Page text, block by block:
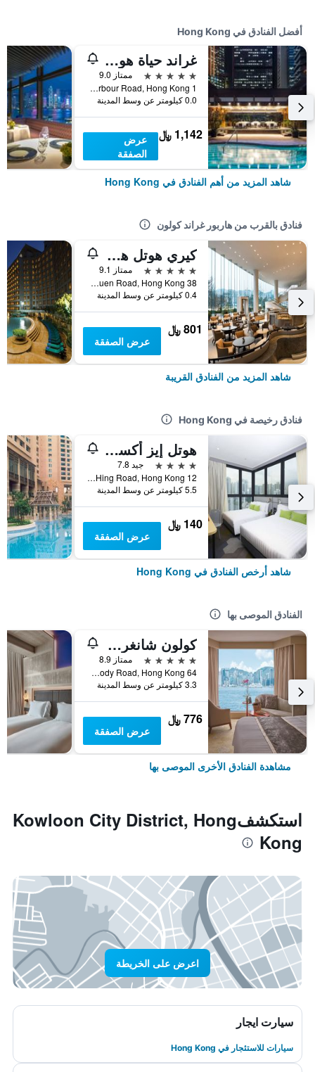
أفضل الفنادق في Hong Kong
غراند حياة هونغ كونغ
5 نجوم
ممتاز 9.0
1 Harbour Road, Hong Kong, هونغ كونغ
0.0 كيلومتر عن وسط المدينة
1,142 ﷼
عرض
الصفقة
شاهد المزيد من أهم الفنادق في Hong Kong
فنادق بالقرب من هاربور غراند كولون
كيري هوتل هونج كونج باي شانغريلا
5 نجوم
ممتاز 9.1
38 Hung Luen Road, Hong Kong, هونغ كونغ
0.4 كيلومتر عن وسط المدينة
801 ﷼
عرض الصفقة
شاهد المزيد من الفنادق القريبة
فنادق رخيصة في Hong Kong
هوتل إيز أكسيس تسين وان
4 نجوم
جيد 7.8
12 Ka Hing Road, Hong Kong, هونغ كونغ
5.5 كيلومتر عن وسط المدينة
140 ﷼
عرض الصفقة
شاهد أرخص الفنادق في Hong Kong
الفنادق الموصى بها
كولون شانغري- لا
5 نجوم
ممتاز 8.9
64 Mody Road, Hong Kong, هونغ كونغ
3.3 كيلومتر عن وسط المدينة
776 ﷼
عرض الصفقة
مشاهدة الفنادق الأخرى الموصى بها
استكشفKowloon City District, Hong
Kong
اعرض على الخريطة
سيارت ايجار
سيارات للاستئجار في Hong Kong